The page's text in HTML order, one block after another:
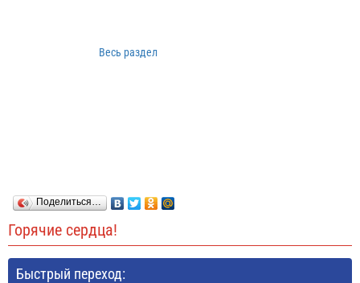
Весь раздел
Поделиться…
Горячие сердца!
Быстрый переход: